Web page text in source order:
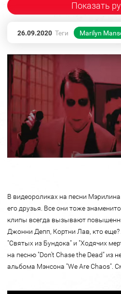
Показать
26.09.2020 Теги Marilyn
В видеороликах на песни
его друзья. Все они тоже
клипы всегда вызывают
Джонни Депп, Кортни Лав, кто
"Святых из Бундока" и "Ходячих
на песню "Don't Chase the Dead" из
альбома Мэнсона "We Are Chaos".